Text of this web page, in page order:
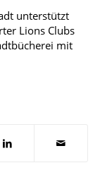
unterstützt
Lions Clubs
mit